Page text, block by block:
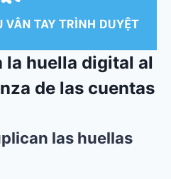
la huella digital al
de las cuentas
las huellas